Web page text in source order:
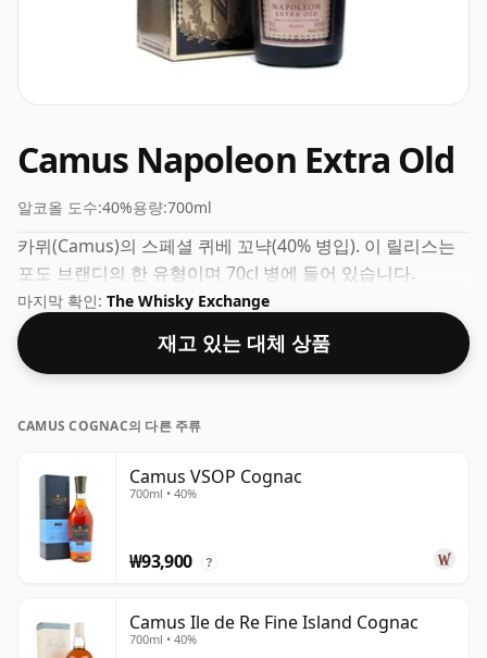
Camus Napoleon Extra Old
알코올 도수:40%용량:700ml
카뮈(Camus)의 스페셜 퀴베 꼬냑(40% 병입). 이 릴리스는
포도 브랜디의 한 ​​유형이며 70cl 병에 들어 있습니다.
마지막 확인: The Whisky Exchange
재고 있는 대체 상품
CAMUS COGNAC의 다른 주류
Camus VSOP Cognac
700ml • 40%
₩93,900 ?
Camus Ile de Re Fine Island Cognac
700ml • 40%